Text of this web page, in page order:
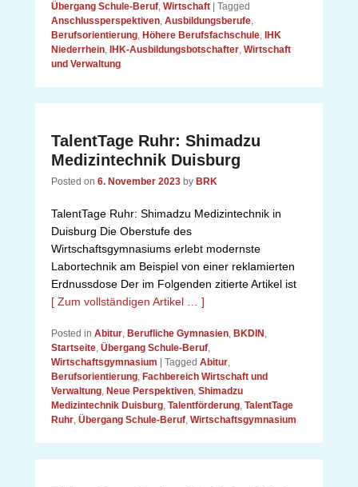
Übergang Schule-Beruf, Wirtschaft
Tagged
Anschlussperspektiven, Ausbildungsberufe,
Berufsorientierung, Höhere Berufsfachschule, IHK
Niederrhein, IHK-Ausbildungsbotschafter, Wirtschaft
und Verwaltung
TalentTage Ruhr: Shimadzu
Medizintechnik Duisburg
Posted on 6. November 2023 by BRK
TalentTage Ruhr: Shimadzu Medizintechnik in
Duisburg Die Oberstufe des
Wirtschaftsgymnasiums erlebt modernste
Labortechnik am Beispiel von einer reklamierten
Erdnussdose Der im Folgenden zitierte Artikel ist
[ Zum vollständigen Artikel … ]
Posted in Abitur, Berufliche Gymnasien, BKDIN ,
Startseite, Übergang Schule-Beruf,
Wirtschaftsgymnasium
Tagged Abitur,
Berufsorientierung, Fachbereich Wirtschaft und
Verwaltung, Neue Perspektiven, Shimadzu
Medizintechnik Duisburg, Talentförderung, TalentTage
Ruhr, Übergang Schule-Beruf, Wirtschaftsgymnasium